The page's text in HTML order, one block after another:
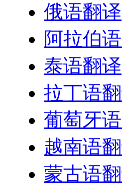
俄语翻译
阿拉伯
泰语翻译
拉丁语
葡萄牙
越南语
蒙古语